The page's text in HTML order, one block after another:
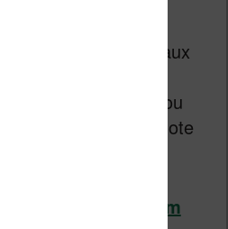
gamme réservée aux
ont besoin d’un
encre électronique ou
de prise de note
2E chez Fnac.com